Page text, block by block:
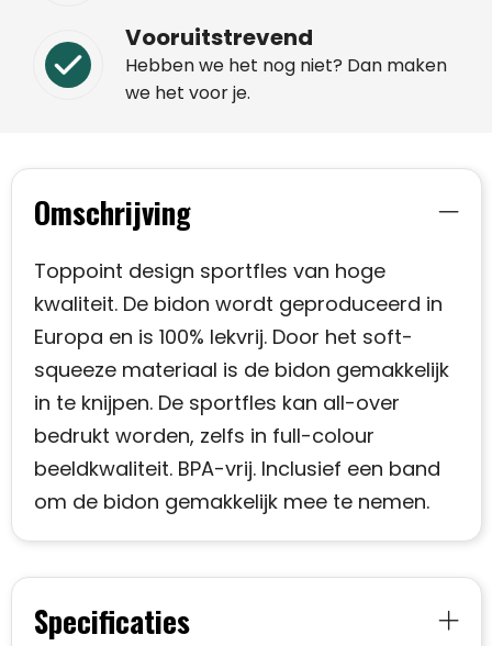
Vooruitstrevend
Hebben we het nog niet? Dan maken
we het voor je.
Omschrijving
Toppoint design sportfles van hoge
kwaliteit. De bidon wordt geproduceerd in
Europa en is 100% lekvrij. Door het soft-
squeeze materiaal is de bidon gemakkelijk
in te knijpen. De sportfles kan all-over
bedrukt worden, zelfs in full-colour
beeldkwaliteit. BPA-vrij. Inclusief een band
om de bidon gemakkelijk mee te nemen.
Specificaties